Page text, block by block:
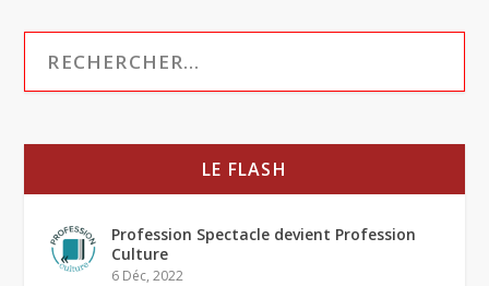
LE FLASH
Profession Spectacle devient Profession
Culture
6 Déc, 2022